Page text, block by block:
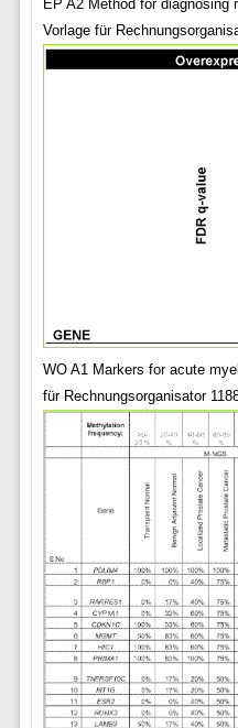
EP A2 Method for diagnosing
Vorlage für
WO A1 Markers for acute
für Rechnungsorganisator